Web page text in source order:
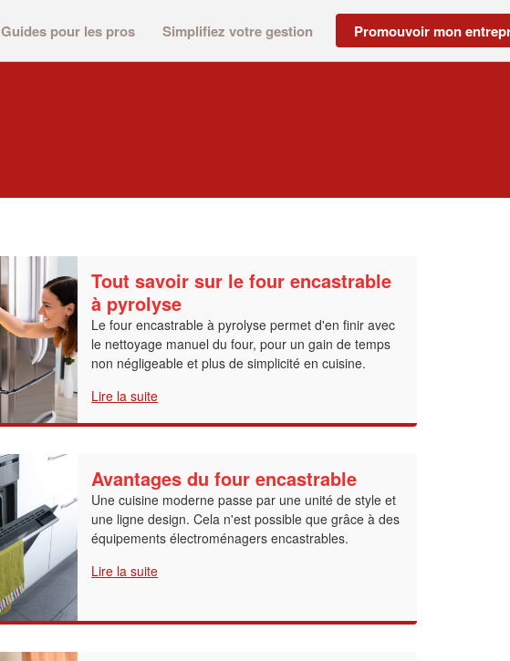
Guides pour les pros Simplifiez votre gestion Promouvoir mon
Tout savoir sur le four encastrable
à pyrolyse
Le four encastrable à pyrolyse permet d'en finir avec
le nettoyage manuel du four, pour un gain de temps
non négligeable et plus de simplicité en cuisine.
Lire la suite
Avantages du four encastrable
Une cuisine moderne passe par une unité de style et
une ligne design. Cela n'est possible que grâce à des
équipements électroménagers encastrables.
Lire la suite